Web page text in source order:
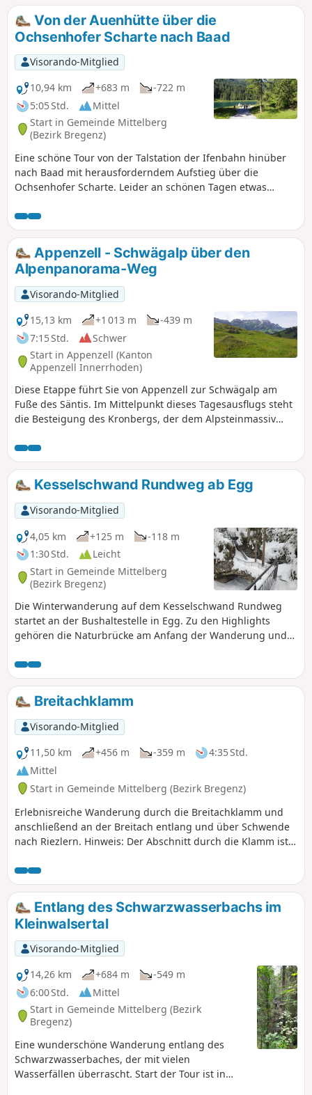
Von der Auenhütte über die
Ochsenhofer Scharte nach Baad
Visorando-Mitglied
10,94 km
+683 m
-722 m
5:05 Std.
Mittel
Start in Gemeinde Mittelberg
(Bezirk Bregenz)
Eine schöne Tour von der Talstation der Ifenbahn hinüber
nach Baad mit herausforderndem Aufstieg über die
Ochsenhofer Scharte. Leider an schönen Tagen etwas
ab der Auenhütte zu starten.
Appenzell - Schwägalp über den
Alpenpanorama-Weg
Visorando-Mitglied
15,13 km
+1 013 m
-439 m
7:15 Std.
Schwer
Start in Appenzell (Kanton
Appenzell Innerrhoden)
Diese Etappe führt Sie von Appenzell zur Schwägalp am
Fuße des Säntis. Im Mittelpunkt dieses Tagesausflugs steht
die Besteigung des Kronbergs, der dem Alpsteinmassiv
herrliche Aussicht auf den Säntis im Süden und die Ebene
bis zum Bodensee im Norden. Am Abend können Sie die
Ruhe auf der Schwägalp genießen.
Kesselschwand Rundweg ab Egg
Visorando-Mitglied
4,05 km
+125 m
-118 m
1:30 Std.
Leicht
Start in Gemeinde Mittelberg
(Bezirk Bregenz)
Die Winterwanderung auf dem Kesselschwand Rundweg
startet an der Bushaltestelle in Egg. Zu den Highlights
gehören die Naturbrücke am Anfang der Wanderung und
Breitachklamm
Visorando-Mitglied
11,50 km
+456 m -359 m
4:35 Std.
Mittel
Start in Gemeinde Mittelberg (Bezirk Bregenz)
Erlebnisreiche Wanderung durch die Breitachklamm und
anschließend an der Breitach entlang und über Schwende
nach Riezlern. Hinweis: Der Abschnitt durch die Klamm ist
Entlang des Schwarzwasserbachs im
Kleinwalsertal
Visorando-Mitglied
14,26 km
+684 m
-549 m
6:00 Std.
Mittel
Start in Gemeinde Mittelberg (Bezirk
Bregenz)
Eine wunderschöne Wanderung entlang des
Schwarzwasserbaches, der mit vielen
Wasserfällen überrascht. Start der Tour ist in